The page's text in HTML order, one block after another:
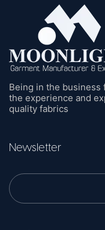
Being in the business
the experience and
quality fabrics
Newsletter